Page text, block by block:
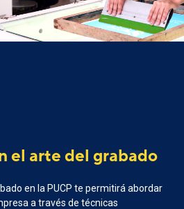
el arte del grabado
en la PUCP te permitirá abordar
a través de técnicas